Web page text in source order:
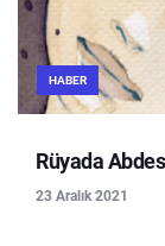
HABER
Rüyada
23 Aralık 2021